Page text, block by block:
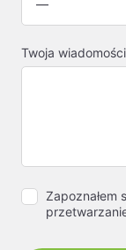
Twoja wiadomości
Zapoznałem